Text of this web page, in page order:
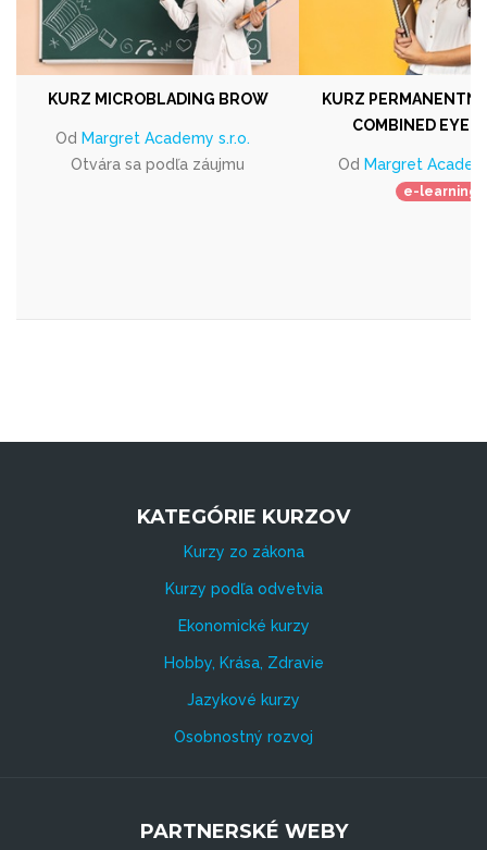
KURZ MICROBLADING BROW
Od Margret Academy s.r.o.
Otvára sa podľa záujmu
KURZ
COMBINED
Od Margret
e-learning
KATEGÓRIE KURZOV
Kurzy zo zákona
Kurzy podľa odvetvia
Ekonomické kurzy
Hobby, Krása, Zdravie
Jazykové kurzy
Osobnostný rozvoj
PARTNERSKÉ WEBY